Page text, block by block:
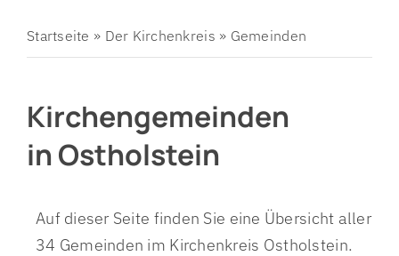
Startseite » Der Kirchenkreis » Gemeinden
Kirchengemeinden
in Ostholstein
Auf dieser Seite finden Sie eine Übersicht aller
34 Gemeinden im Kirchenkreis Ostholstein.